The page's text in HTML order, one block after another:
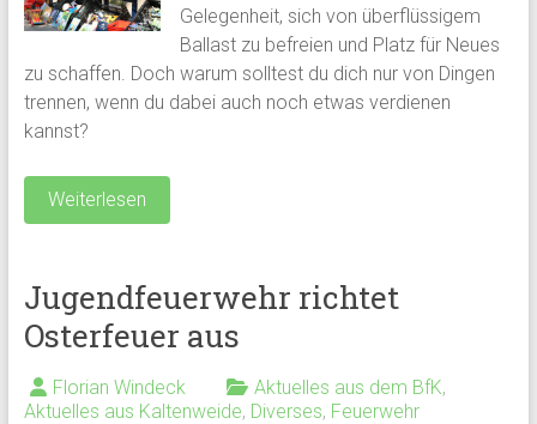
Gelegenheit, sich von überflüssigem
Ballast zu befreien und Platz für Neues
zu schaffen. Doch warum solltest du dich nur von Dingen
trennen, wenn du dabei auch noch etwas verdienen
kannst?
Weiterlesen
Jugendfeuerwehr richtet
Osterfeuer aus
Florian Windeck Aktuelles aus dem BfK,
Aktuelles aus Kaltenweide, Diverses, Feuerwehr